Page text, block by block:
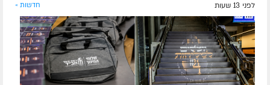
לפני 13 שעות חדשות »